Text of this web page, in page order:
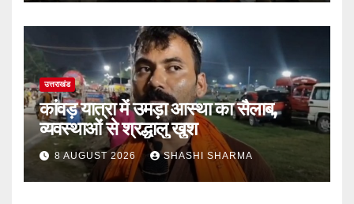
उत्तराखंड
कांवड़ यात्रा में उमड़ा आस्था का सैलाब,
व्यवस्थाओं से श्रद्धालु खुश
8 AUGUST 2026 SHASHI SHARMA